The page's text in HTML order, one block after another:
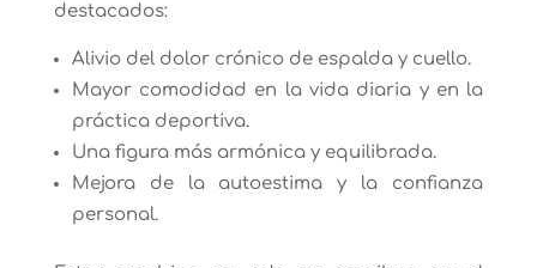
destacados:
Alivio del dolor crónico de espalda y cuello.
Mayor comodidad en la vida diaria y en la
práctica deportiva.
Una figura más armónica y equilibrada.
Mejora de la autoestima y la confianza
personal.